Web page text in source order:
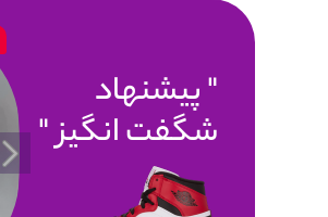
پیشنهاد
شگفت انگیز